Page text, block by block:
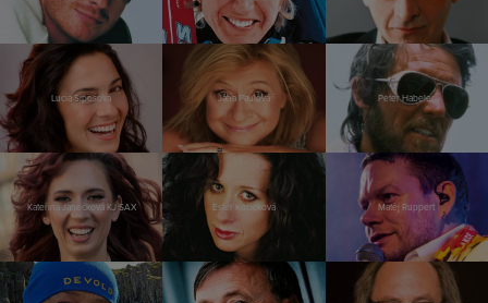
Lucia Siposová Jana Paulová Peter Habeler
Kateřina Janečková KJ SAX Ester Kočičková Matěj Ruppert